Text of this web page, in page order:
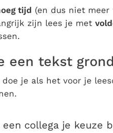
tijd (en dus niet
zijn lees je met
een tekst
je als het voor je
collega je keuze